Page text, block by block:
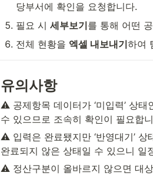
당부서에 확인을 요청합니다.
필요 시 세부보기를 통해 어떤
전체 현황을 엑셀 내보내기하여
유의사항
⚠️ 공제항목 데이터가 ‘미입력’ 상
수 있으므로 조속히 확인이 필요합
⚠️ 입력은 완료됐지만 ‘반영대기’
완료되지 않은 상태일 수 있으니 일
⚠️ 정산구분이 올바르지 않으면 대